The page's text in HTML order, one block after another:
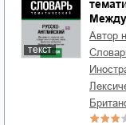
текст
Автор